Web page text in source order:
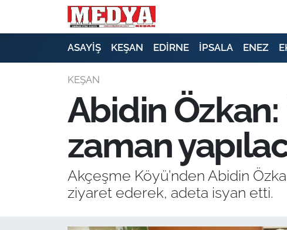
ASAYİŞ KEŞAN EDİRNE İPSALA ENEZ
KEŞAN
Abidin
zaman
Akçeşme Köyü’nden Abidin
ziyaret ederek, adeta isyan etti.
E-GAZETE
EKONOMİ
SAĞLIK